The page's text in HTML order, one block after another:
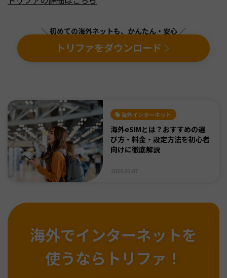
＼ 初めての海外ネットも、かんたん・安心 ／
トリファをダウンロード
海外インターネット
海外eSIMとは？おすすめの選
び方・料金・設定方法を初心者
向けに徹底解説
海外でインターネットを
使うならトリファ！